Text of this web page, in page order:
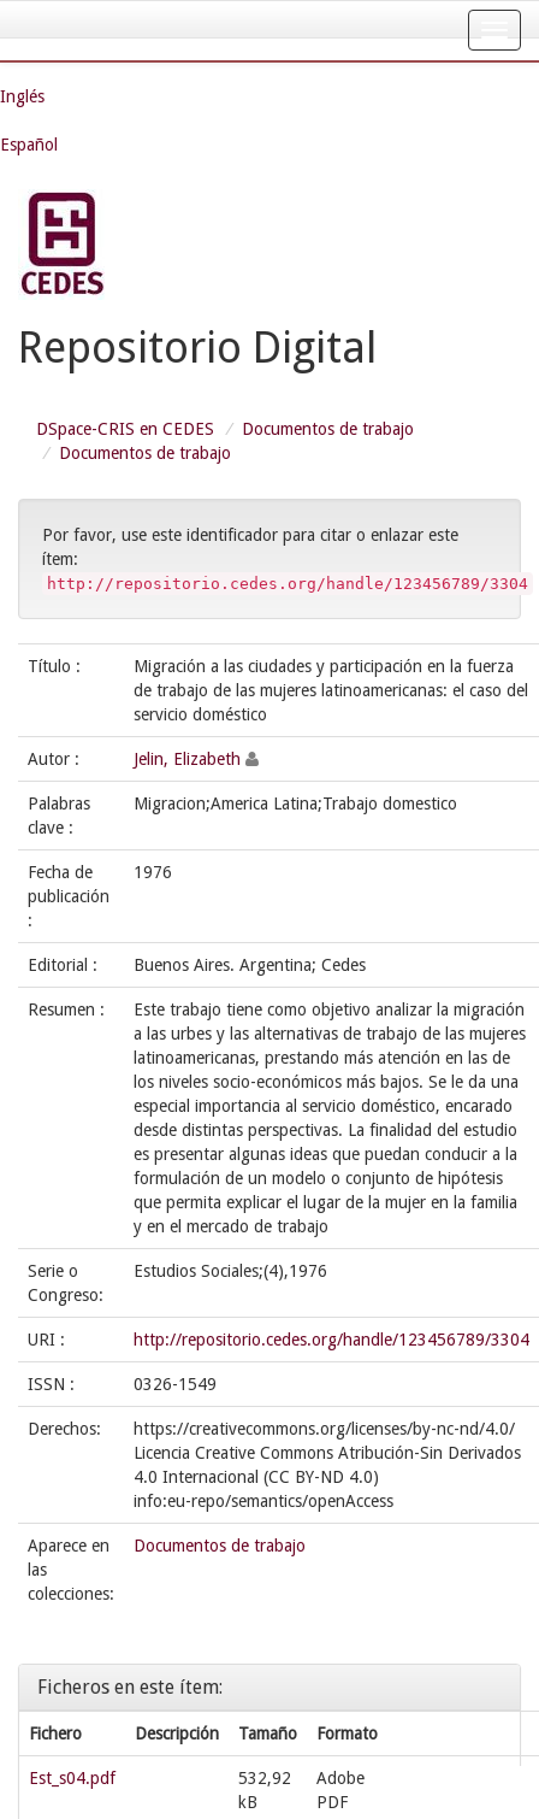
navigation
Inglés
Español
Repositorio Digital
DSpace-CRIS en CEDES
Documentos de trabajo
Documentos de trabajo
Por favor, use este identificador para citar o enlazar este
ítem:
http://repositorio.cedes.org/handle/123456789/3304
Título :
Migración a las ciudades y participación en la fuerza
de trabajo de las mujeres latinoamericanas: el caso del
servicio doméstico
Autor : Jelin, Elizabeth
Palabras
clave :
Migracion;America Latina;Trabajo domestico
Fecha de
publicación
:
1976
Editorial : Buenos Aires. Argentina; Cedes
Resumen :
Este trabajo tiene como objetivo analizar la migración
a las urbes y las alternativas de trabajo de las mujeres
latinoamericanas, prestando más atención en las de
los niveles socio-económicos más bajos. Se le da una
especial importancia al servicio doméstico, encarado
desde distintas perspectivas. La finalidad del estudio
es presentar algunas ideas que puedan conducir a la
formulación de un modelo o conjunto de hipótesis
que permita explicar el lugar de la mujer en la familia
y en el mercado de trabajo
Serie o
Congreso:
Estudios Sociales;(4),1976
URI : http://repositorio.cedes.org/handle/123456789/3304
ISSN : 0326-1549
Derechos:
https://creativecommons.org/licenses/by-nc-nd/4.0/
Licencia Creative Commons Atribución-Sin Derivados
4.0 Internacional (CC BY-ND 4.0)
info:eu-repo/semantics/openAccess
Aparece en
las
colecciones:
Documentos de trabajo
Ficheros en este ítem:
Fichero Descripción Tamaño Formato
Est_s04.pdf
532,92
kB
Adobe
PDF